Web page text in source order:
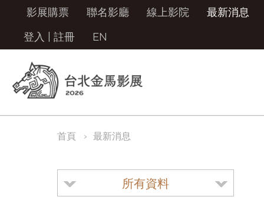
影展購票 聯名影廳 線上影院
最新消息
登入
註冊 EN
首頁 最新消息
所有資料